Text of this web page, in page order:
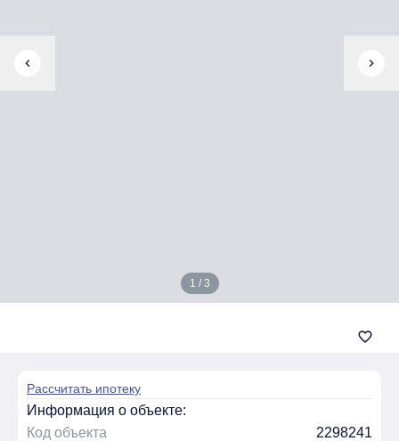
chevron_left chevron_right
1 / 3
favorite_border
Рассчитать ипотеку
Информация о объекте:
Код объекта
2298241